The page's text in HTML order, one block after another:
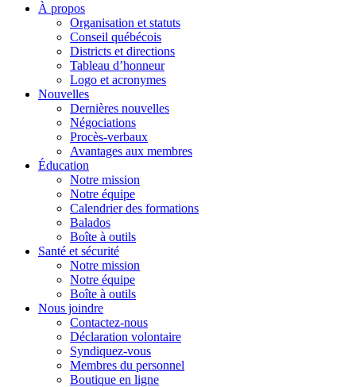
À propos
Organisation et statuts
Conseil québécois
Districts et directions
Tableau d’honneur
Logo et acronymes
Nouvelles
Dernières nouvelles
Négociations
Procès-verbaux
Avantages aux membres
Éducation
Notre mission
Notre équipe
Calendrier des formations
Balados
Boîte à outils
Santé et sécurité
Notre mission
Notre équipe
Boîte à outils
Nous joindre
Contactez-nous
Déclaration volontaire
Syndiquez-vous
Membres du personnel
Boutique en ligne